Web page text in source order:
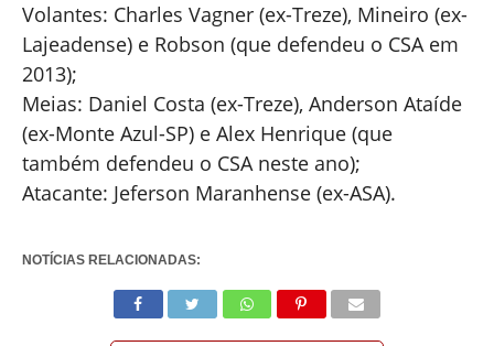
Volantes: Charles Vagner (ex-Treze), Mineiro (ex-
Lajeadense) e Robson (que defendeu o CSA em
2013);
Meias: Daniel Costa (ex-Treze), Anderson Ataíde
(ex-Monte Azul-SP) e Alex Henrique (que
também defendeu o CSA neste ano);
Atacante: Jeferson Maranhense (ex-ASA).
NOTÍCIAS RELACIONADAS: